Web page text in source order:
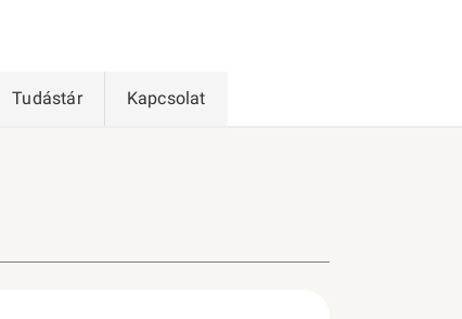
Tudástár Kapcsolat